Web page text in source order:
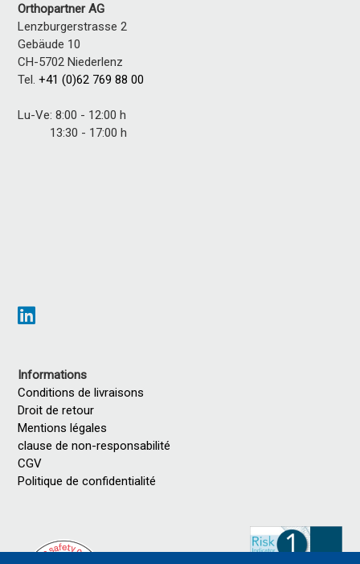
Orthopartner AG
Lenzburgerstrasse 2
Gebäude 10
CH-5702 Niederlenz
Tel.+41 (0)62 769 88 00
Lu-Ve: 8:00 - 12:00 h
13:30 - 17:00 h
Informations
Conditions de livraisons
Droit de retour
Mentions légales
clause de non-responsabilité
CGV
Politique de confidentialité